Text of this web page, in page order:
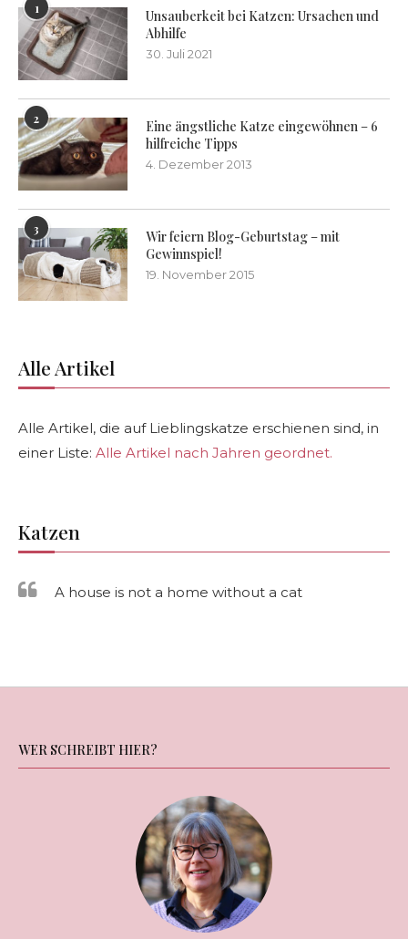
1
Unsauberkeit bei Katzen: Ursachen und
Abhilfe
30. Juli 2021
2
Eine ängstliche Katze eingewöhnen – 6
hilfreiche Tipps
4. Dezember 2013
3
Wir feiern Blog-Geburtstag – mit
Gewinnspiel!
19. November 2015
Alle Artikel
Alle Artikel, die auf Lieblingskatze erschienen sind, in
einer Liste: Alle Artikel nach Jahren geordnet.
Katzen
A house is not a home without a cat
WER SCHREIBT HIER?